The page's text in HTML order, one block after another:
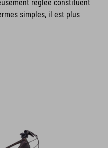
réglée constituent
simples, il est plus